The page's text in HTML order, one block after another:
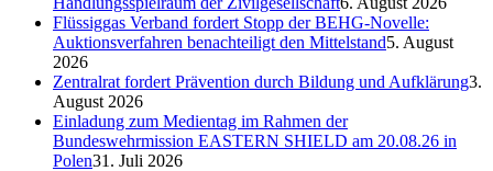
Flüssiggas Verband fordert Stopp der BEHG-Novelle:
Auktionsverfahren benachteiligt den Mittelstand5. August
2026
Zentralrat fordert Prävention durch Bildung und Aufklärung3.
August 2026
Einladung zum Medientag im Rahmen der
Bundeswehrmission EASTERN SHIELD am 20.08.26 in
Polen31. Juli 2026